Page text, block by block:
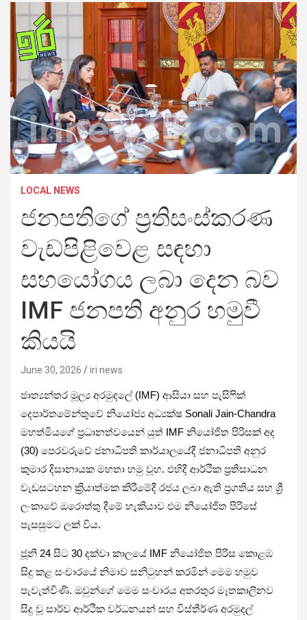
LOCAL NEWS
ජනපතිගේ ප්‍රතිසංස්කරණ
වැඩපිළිවෙළ සඳහා
සහයෝගය ලබා දෙන බව
IMF ජනපති අනුර හමුවී
කියයි
June 30, 2026 iri news
ජාත්‍යන්තර මූල්‍ය අරමුදලේ (IMF) ආසියා සහ පැසිෆික්
දෙපාර්තමේන්තුවේ නියෝජ්‍ය අධ්‍යක්ෂ Sonali Jain-Chandra
මහත්මියගේ ප්‍රධානත්වයෙන් යුත් IMF නියෝජිත පිරිසක් අද
(30) පෙරවරුවේ ජනාධිපති කාර්යාලයේදී ජනාධිපති අනුර
කුමාර දිසානායක මහතා හමු වූහ. එහිදී ආර්ථික ප්‍රතිසාධන
වැඩසටහන ක්‍රියාත්මක කිරීමේදී රජය ලබා ඇති ප්‍රගතිය සහ ශ්‍රී
ලංකාවේ ඔරොත්තු දීමේ හැකියාව එම නියෝජිත පිරිසේ
පැසසුමට ලක් විය.
ජූනි 24 සිට 30 දක්වා කාලයේ IMF නියෝජිත පිරිස කොළඹ
සිදු කළ සංචාරයේ නිමාව සනිටුහන් කරමින් මෙම හමුව
පැවැත්විණි. ඔවුන්ගේ මෙම සංචාරය අතරතුර මෑතකාලීනව
සිදු වූ සාර්ව ආර්ථික වර්ධනයන් සහ විස්තීර්ණ අරමුදල්